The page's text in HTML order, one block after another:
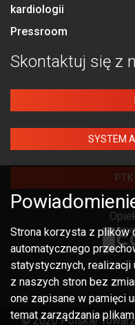
kardiologii
Pressroom
Skontaktuj się z
SYSTEM
© 2020 Polskie
Strona korzysta z plików
automatycznego
statystycznych, realizacji
z naszych stron bez
one zapisane w pamięci
temat zarządzania